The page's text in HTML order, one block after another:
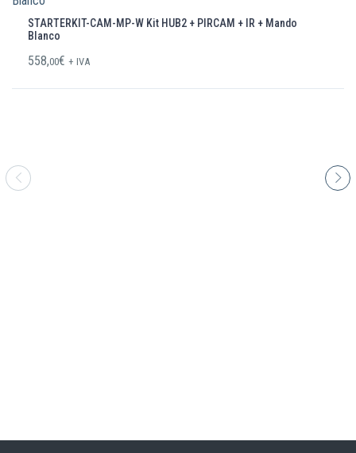
STARTERKIT-CAM-MP-W Kit HUB2 + PIRCAM + IR + Mando
Blanco
558,00€ + IVA